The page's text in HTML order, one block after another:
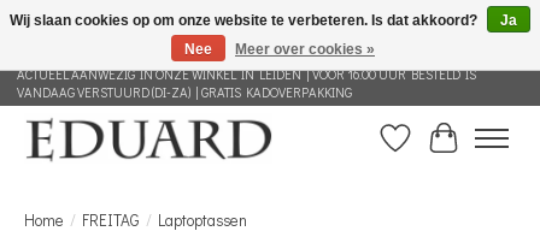
GRATIS VERZENDING NEDERLAND VANAF 100 EURO | ALLES IN DEZE WEBSHOP IS
ACTUEEL AANWEZIG IN ONZE WINKEL IN LEIDEN | VOOR 16.00 UUR BESTELD IS
VANDAAG VERSTUURD (DI-ZA) | GRATIS KADOVERPAKKING
Verlanglijst
Home / FREITAG / Laptoptassen
Wij slaan cookies op om onze website te verbeteren. Is dat akkoord?
Ja
Nee
Meer over cookies »